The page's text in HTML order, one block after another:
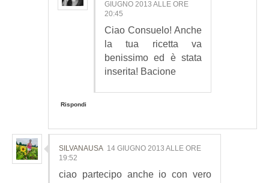
GIUGNO 2013 ALLE ORE
20:45
Ciao Consuelo! Anche
la tua ricetta va
benissimo ed è stata
inserita! Bacione
Rispondi
SILVANAUSA 14 GIUGNO 2013 ALLE ORE
19:52
ciao partecipo anche io con vero